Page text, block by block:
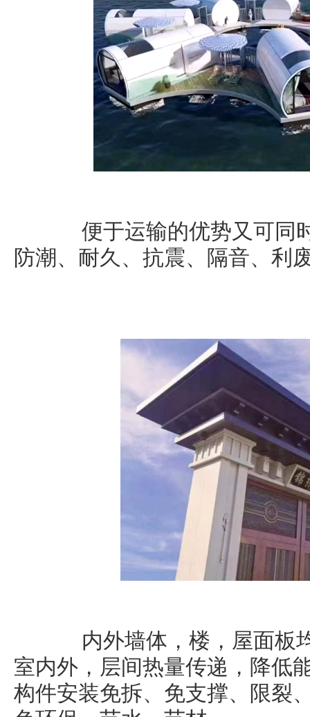
便于运输的优势又可同
防潮、耐久、抗震、隔音、利
内外墙体，楼，屋面板
室内外，层间热量传递，降低
构件安装免拆、免支撑、限裂